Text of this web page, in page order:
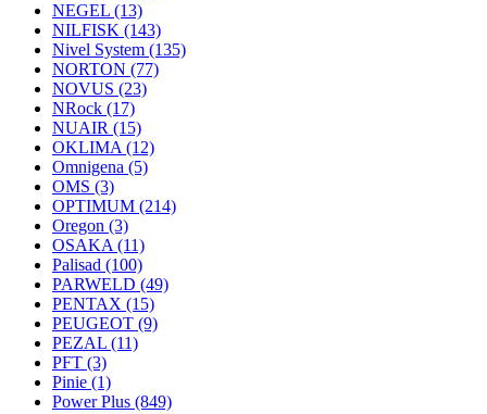
NEGEL (13)
NILFISK (143)
Nivel System (135)
NORTON (77)
NOVUS (23)
NRock (17)
NUAIR (15)
OKLIMA (12)
Omnigena (5)
OMS (3)
OPTIMUM (214)
Oregon (3)
OSAKA (11)
Palisad (100)
PARWELD (49)
PENTAX (15)
PEUGEOT (9)
PEZAL (11)
PFT (3)
Pinie (1)
Power Plus (849)